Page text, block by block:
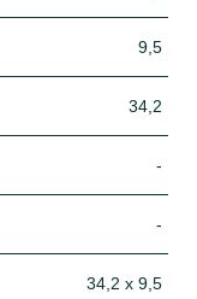
9,5
34,2
-
-
34,2 x 9,5